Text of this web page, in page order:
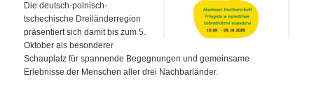
Die deutsch-polnisch-
tschechische Dreiländerregion
präsentiert sich damit bis zum 5.
Oktober als besonderer
Schauplatz für spannende Begegnungen und gemeinsame
Erlebnisse der Menschen aller drei Nachbarländer.